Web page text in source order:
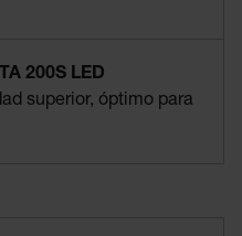
200S LED
superior, óptimo para